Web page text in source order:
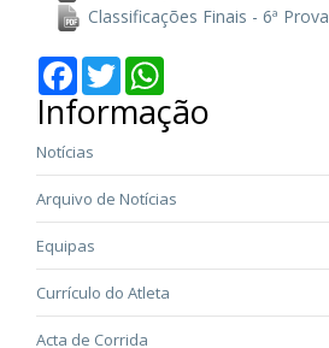
Classificações Finais - 6ª Prova
Facebook
Twitter
Informação
Notícias
Arquivo de Notícias
Equipas
Currículo do Atleta
Acta de Corrida